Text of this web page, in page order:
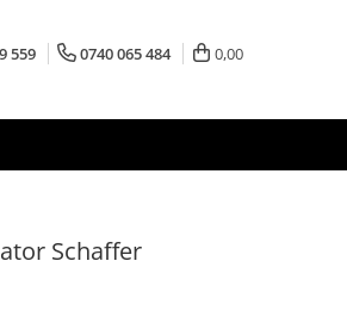
559 0740 065 484 0,00
Schaffer